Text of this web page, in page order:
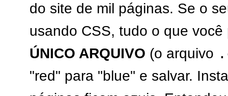
do site de mil páginas. Se o
usando CSS, tudo o que
ÚNICO ARQUIVO (o arquivo
"red" para "blue" e salvar.